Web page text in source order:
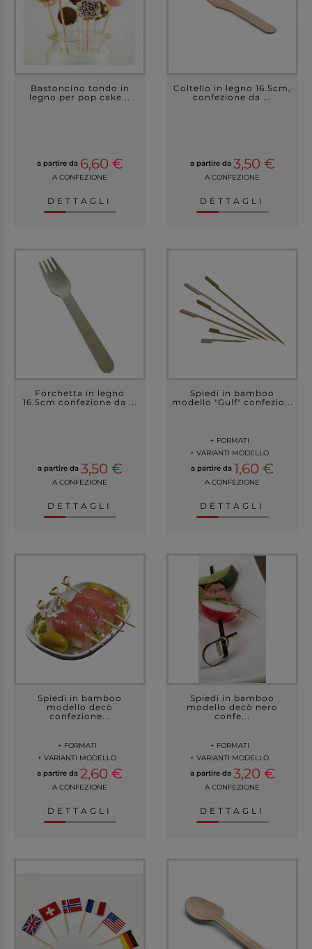
Bastoncino tondo in
legno per pop cake...
a partire da 6,60 €
A CONFEZIONE
DETTAGLI
Coltello in legno 16.5cm,
confezione da ...
a partire da 3,50 €
A CONFEZIONE
DETTAGLI
Forchetta in legno
16.5cm confezione da ...
a partire da 3,50 €
A CONFEZIONE
DETTAGLI
Spiedi in bamboo
modello "Gulf" confezio...
+ FORMATI
+ VARIANTI MODELLO
a partire da 1,60 €
A CONFEZIONE
DETTAGLI
Spiedi in bamboo
modello decò
confezione...
+ FORMATI
+ VARIANTI MODELLO
a partire da 2,60 €
A CONFEZIONE
DETTAGLI
Spiedi in bamboo
modello decò nero
confe...
+ FORMATI
+ VARIANTI MODELLO
a partire da 3,20 €
A CONFEZIONE
DETTAGLI